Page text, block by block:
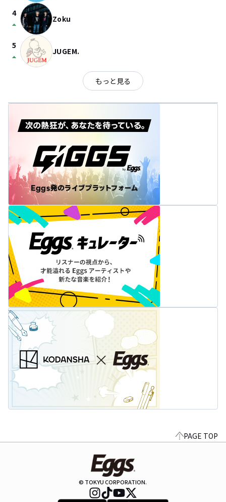
4
arrow_drop_up Zoku
5
arrow_drop_up JUGEM.
もっと見る
PAGE TOP
© TOKYU CORPORATION.